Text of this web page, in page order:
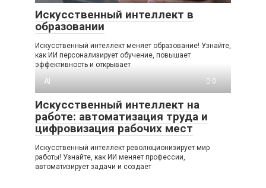
Искусственный интеллект в
образовании
Искусственный интеллект меняет образование! Узнайте,
как ИИ персонализирует обучение, повышает
эффективность и открывает
AI
0
Искусственный интеллект на
работе: автоматизация труда и
цифровизация рабочих мест
Искусственный интеллект революционизирует мир
работы! Узнайте, как ИИ меняет профессии,
автоматизирует задачи и создаёт